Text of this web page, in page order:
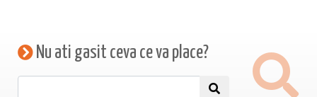
Nu ati gasit ceva ce va place?